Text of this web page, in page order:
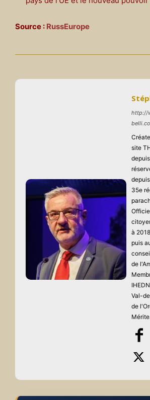
Source : RussEurope
http://
site
35e
à
puis
de
Val-
de
Mérite.